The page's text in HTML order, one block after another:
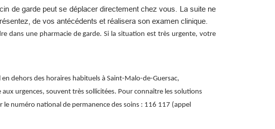
de garde peut se déplacer directement chez vous. La suite ne
de vos antécédents et réalisera son examen clinique.
dans une pharmacie de garde. Si la situation est très urgente, votre
dehors des horaires habituels à Saint-Malo-de-Guersac,
urgences, souvent très sollicitées. Pour connaître les solutions
numéro national de permanence des soins : 116 117 (appel